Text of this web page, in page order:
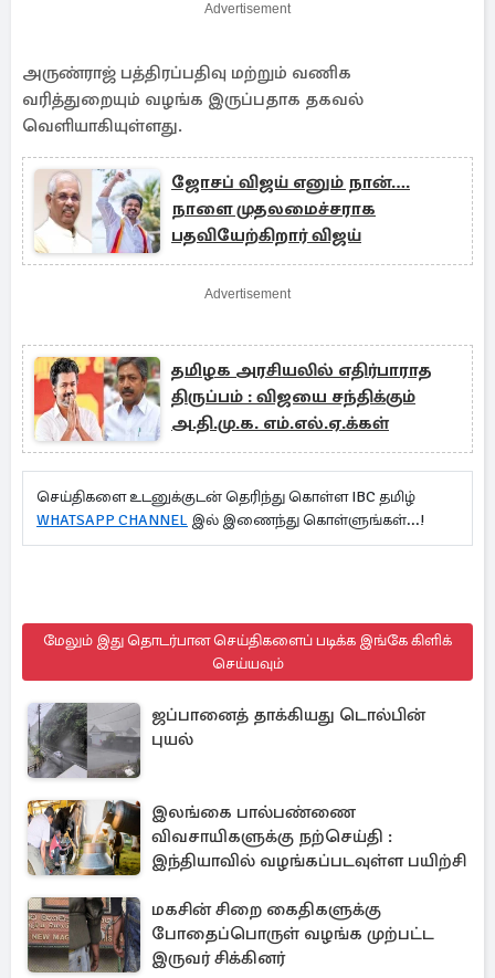
Advertisement
அருண்ராஜ் பத்திரப்பதிவு மற்றும் வணிக
வரித்துறையும் வழங்க இருப்பதாக தகவல்
வெளியாகியுள்ளது.
ஜோசப் விஜய் எனும் நான்….
நாளை முதலமைச்சராக
பதவியேற்கிறார் விஜய்
Advertisement
தமிழக அரசியலில் எதிர்பாராத
திருப்பம் : விஜயை சந்திக்கும்
அ.தி.மு.க. எம்.எல்.ஏ.க்கள்
செய்திகளை உடனுக்குடன் தெரிந்து கொள்ள IBC தமிழ்
WHATSAPP CHANNEL இல் இணைந்து கொள்ளுங்கள்...!
மேலும் இது தொடர்பான செய்திகளைப் படிக்க இங்கே கிளிக்
செய்யவும்
ஜப்பானைத் தாக்கியது டொல்பின்
புயல்
இலங்கை பால்பண்ணை
விவசாயிகளுக்கு நற்செய்தி :
இந்தியாவில் வழங்கப்படவுள்ள பயிற்சி
மகசின் சிறை கைதிகளுக்கு
போதைப்பொருள் வழங்க முற்பட்ட
இருவர் சிக்கினர்